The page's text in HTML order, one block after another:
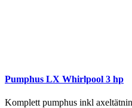
Pumphus LX Whirlpool 3 hp
Komplett pumphus inkl